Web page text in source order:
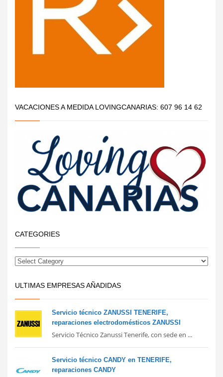
VACACIONES A MEDIDA LOVINGCANARIAS: 607 96 14 62
CATEGORIES
ULTIMAS EMPRESAS AÑADIDAS
Servicio técnico ZANUSSI TENERIFE,
reparaciones electrodomésticos ZANUSSI
Servicio Técnico Zanussi Tenerife, con sede en ...
Servicio técnico CANDY en TENERIFE,
reparaciones CANDY